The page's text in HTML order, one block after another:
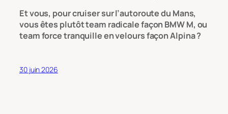
Et vous, pour cruiser sur l’autoroute du Mans,
vous êtes plutôt team radicale façon BMW M, ou
team force tranquille en velours façon Alpina ?
30 juin 2026